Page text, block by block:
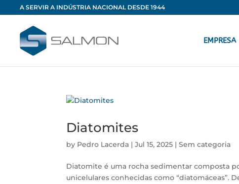
A SERVIR A INDÚSTRIA NACIONAL DESDE 1944
EMPRESA
Diatomites
by Pedro Lacerda |Jul 15, 2025 |Sem categoria
Diatomite é uma rocha sedimentar composta
unicelulares conhecidas como “diatomáceas”.